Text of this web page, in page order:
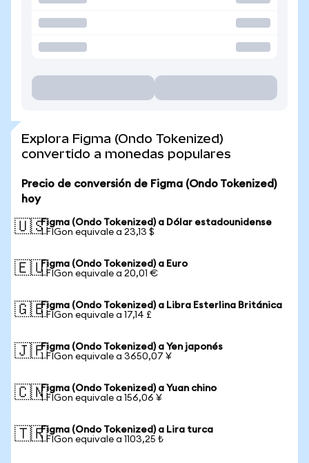
Explora Figma (Ondo Tokenized)
convertido a monedas populares
Precio de conversión de Figma (Ondo Tokenized)
hoy
🇺🇸Figma (Ondo Tokenized) a Dólar estadounidense
1 FIGon equivale a 23,13 $
🇪🇺Figma (Ondo Tokenized) a Euro
1 FIGon equivale a 20,01 €
🇬🇧Figma (Ondo Tokenized) a Libra Esterlina Británica
1 FIGon equivale a 17,14 £
🇯🇵Figma (Ondo Tokenized) a Yen japonés
1 FIGon equivale a 3650,07 ¥
🇨🇳Figma (Ondo Tokenized) a Yuan chino
1 FIGon equivale a 156,06 ¥
🇹🇷Figma (Ondo Tokenized) a Lira turca
1 FIGon equivale a 1103,25 ₺